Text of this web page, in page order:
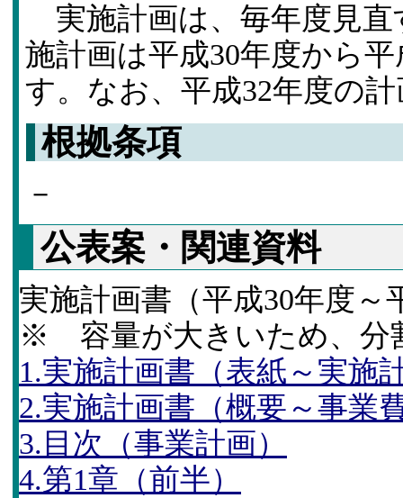
実施計画は、毎年度見
施計画は平成30年度から
す。なお、平成32年度の
根拠条項
－
公表案・関連資料
実施計画書（平成30年度～
※ 容量が大きいため、分
1.実施計画書（表紙～実施
2.実施計画書（概要～事業
3.目次（事業計画）
4.第1章（前半）